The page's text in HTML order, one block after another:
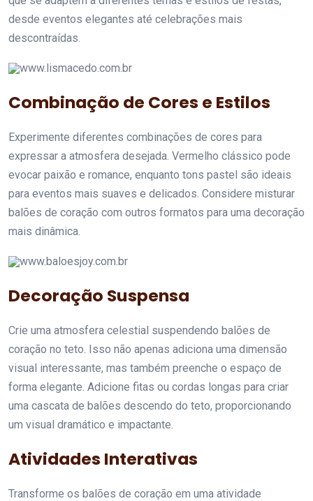
desde eventos elegantes até celebrações mais
descontraídas.
www.lismacedo.com.br
Combinação de Cores e Estilos
Experimente diferentes combinações de cores para
expressar a atmosfera desejada. Vermelho clássico pode
evocar paixão e romance, enquanto tons pastel são ideais
para eventos mais suaves e delicados. Considere misturar
balões de coração com outros formatos para uma decoração
mais dinâmica.
www.baloesjoy.com.br
Decoração Suspensa
Crie uma atmosfera celestial suspendendo balões de
coração no teto. Isso não apenas adiciona uma dimensão
visual interessante, mas também preenche o espaço de
forma elegante. Adicione fitas ou cordas longas para criar
uma cascata de balões descendo do teto, proporcionando
um visual dramático e impactante.
Atividades Interativas
Transforme os balões de coração em uma atividade